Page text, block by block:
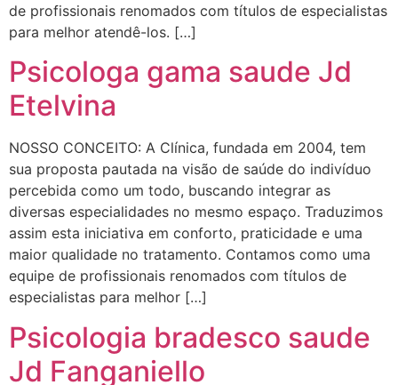
de profissionais renomados com títulos de especialistas
para melhor atendê-los. […]
Psicologa gama saude Jd
Etelvina
NOSSO CONCEITO: A Clínica, fundada em 2004, tem
sua proposta pautada na visão de saúde do indivíduo
percebida como um todo, buscando integrar as
diversas especialidades no mesmo espaço. Traduzimos
assim esta iniciativa em conforto, praticidade e uma
maior qualidade no tratamento. Contamos como uma
equipe de profissionais renomados com títulos de
especialistas para melhor […]
Psicologia bradesco saude
Jd Fanganiello